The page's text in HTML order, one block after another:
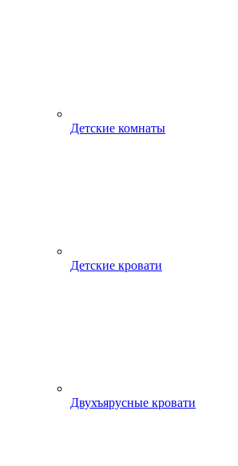
Детские комнаты
Детские кровати
Двухъярусные кровати